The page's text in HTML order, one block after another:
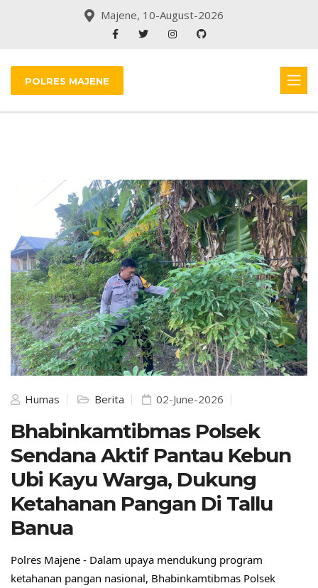
Majene, 10-August-2026
POLRES MAJENE
Humas Berita 02-June-2026
Bhabinkamtibmas Polsek
Sendana Aktif Pantau Kebun
Ubi Kayu Warga, Dukung
Ketahanan Pangan Di Tallu
Banua
Polres Majene - Dalam upaya mendukung program
ketahanan pangan nasional, Bhabinkamtibmas Polsek